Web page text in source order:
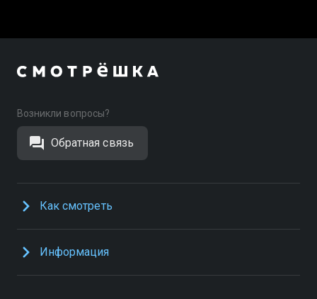
Возникли вопросы?
Обратная связь
Как смотреть
Информация